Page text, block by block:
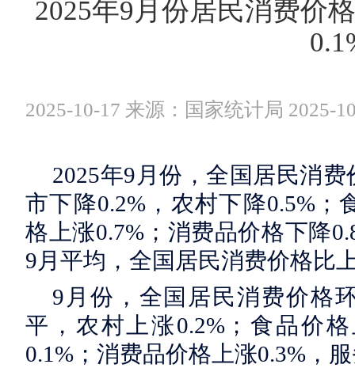
2025年9月份居民消费价
2025-10-17 来源：国家统计局 2025-
2025年9月份，全国居民消
市下降0.2%，农村下降0.5%；
格上涨0.7%；消费品价格下降
9月平均，全国居民消费价格比
9月份，全国居民消费价格
平，农村上涨0.2%；食品价
0.1%；消费品价格上涨0.3%，